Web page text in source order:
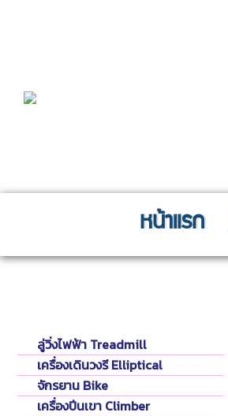
หน้าแรก
ลู่วิ่งไฟฟ้า Treadmill
เครื่องเดินวงรี Elliptical
จักรยาน Bike
เครื่องปีนเขา Climber